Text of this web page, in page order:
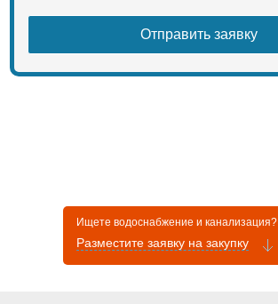
Ищете водоснабжение и канализация?
Разместите заявку на закупку